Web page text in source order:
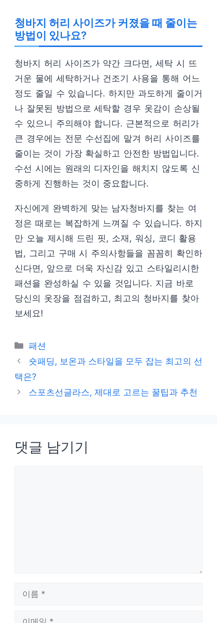
청바지 허리 사이즈가 커졌을 때 줄이는
방법이 있나요?
청바지 허리 사이즈가 약간 크다면, 세탁 시 뜨
거운 물에 세탁하거나 건조기 사용을 통해 어느
정도 줄일 수 있습니다. 하지만 과도하게 줄이거
나 잘못된 방법으로 세탁할 경우 옷감이 손상될
수 있으니 주의해야 합니다. 근본적으로 허리가
큰 경우에는 전문 수선집에 맡겨 허리 사이즈를
줄이는 것이 가장 확실하고 안전한 방법입니다.
수선 시에는 원래의 디자인을 해치지 않도록 신
중하게 진행하는 것이 중요합니다.
자신에게 완벽하게 맞는 남자청바지를 찾는 여
정은 때로는 복잡하게 느껴질 수 있습니다. 하지
만 오늘 제시해 드린 핏, 소재, 워싱, 코디 활용
법, 그리고 구매 시 주의사항들을 꼼꼼히 확인하
신다면, 앞으로 더욱 자신감 있고 스타일리시한
패션을 완성하실 수 있을 것입니다. 지금 바로
당신의 옷장을 점검하고, 최고의 청바지를 찾아
보세요!
카
테
리
패션
숏패딩, 보온과 스타일을 모두 잡는 최고의 선
택은?
스포츠선글라스, 제대로 고르는 꿀팁과 추천
댓글 남기기